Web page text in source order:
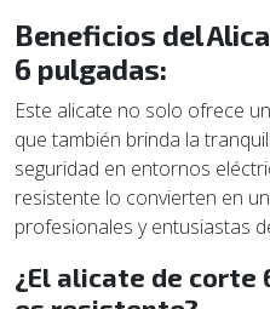
Beneficios del
6 pulgadas:
Este alicate no solo ofrece
que también brinda la
seguridad en entornos
resistente lo convierten en
profesionales y entusiastas
¿El alicate de corte